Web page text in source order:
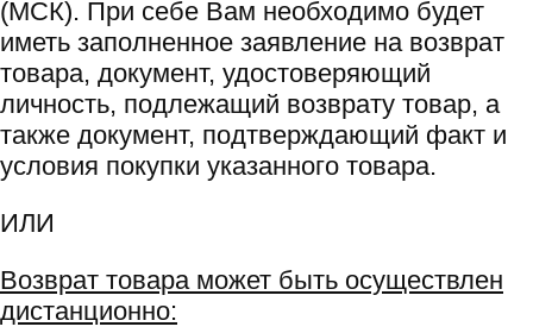
(МСК). При себе Вам необходимо будет
иметь заполненное заявление на возврат
товара, документ, удостоверяющий
личность, подлежащий возврату товар, а
также документ, подтверждающий факт и
условия покупки указанного товара.
ИЛИ
Возврат товара может быть осуществлен
дистанционно: